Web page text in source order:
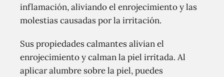
inflamación, aliviando el enrojecimiento y las
molestias causadas por la irritación.
Sus propiedades calmantes alivian el
enrojecimiento y calman la piel irritada. Al
aplicar alumbre sobre la piel, puedes